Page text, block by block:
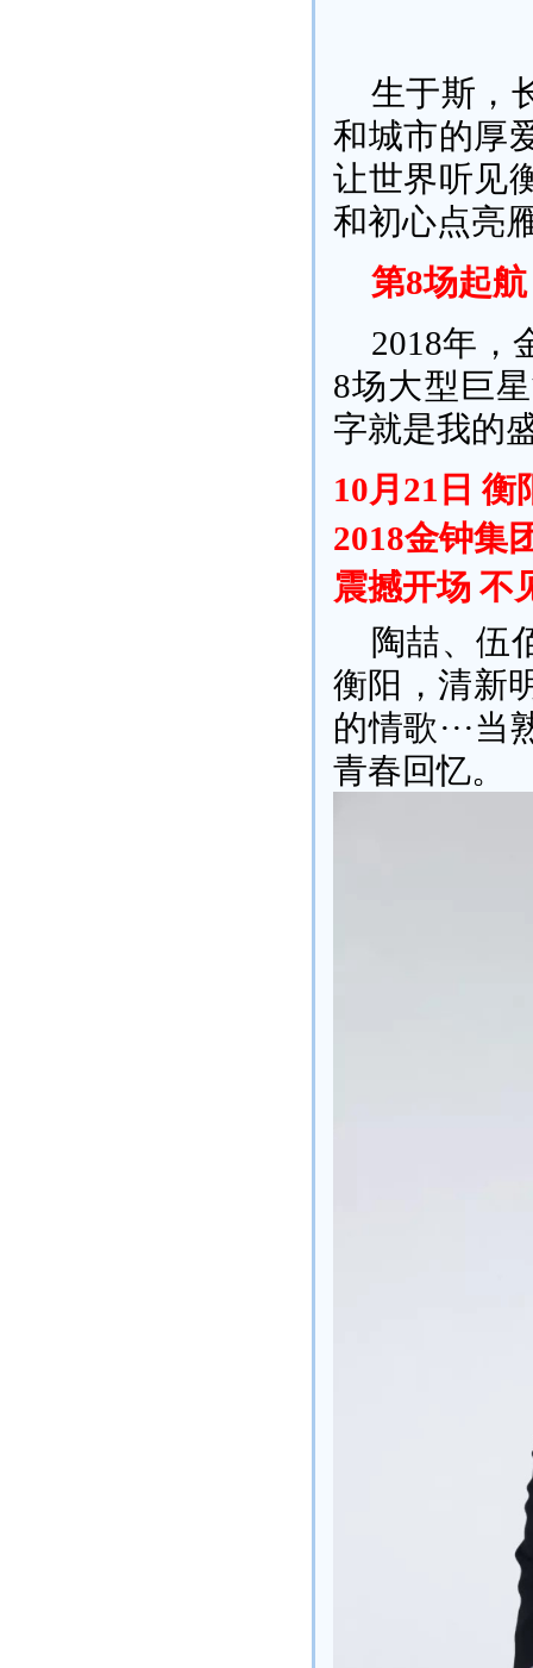
生于斯，
和城市的厚
让世界听见
和初心点亮
第8场起
2018年，
8场大型巨
字就是我的
10月21日 衡
2018金钟集
震撼开场 不
陶喆、伍
衡阳，清新
的情歌···
青春回忆。